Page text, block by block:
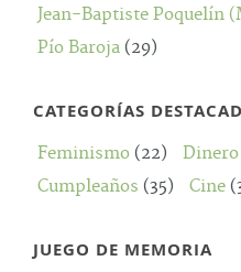
Jean-Baptiste Poquelín
Pío Baroja (29)
CATEGORÍAS
Feminismo (22) Dinero
Cumpleaños (35) Cine
JUEGO DE MEMORIA